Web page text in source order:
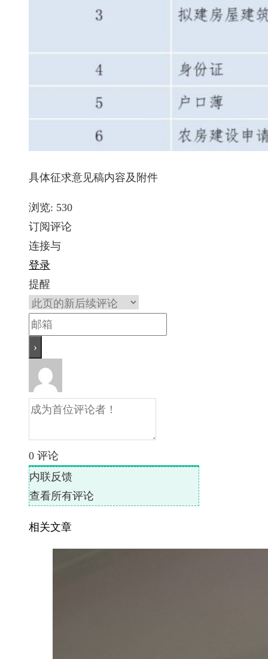
具体征求意见稿内容及附件
浏览: 530
订阅评论
连接与
登录
提醒
0 评论
内联反馈
查看所有评论
相关文章